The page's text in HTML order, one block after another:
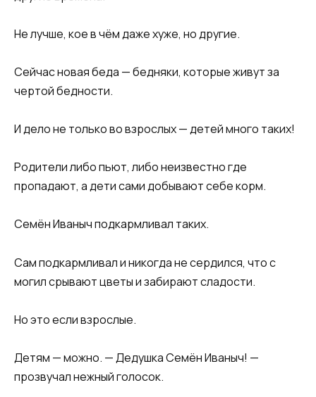
Не лучше, кое в чём даже хуже, но другие.
Сейчас новая беда — бедняки, которые живут за
чертой бедности.
И дело не только во взрослых — детей много таких!
Родители либо пьют, либо неизвестно где
пропадают, а дети сами добывают себе корм.
Семён Иваныч подкармливал таких.
Сам подкармливал и никогда не сердился, что с
могил срывают цветы и забирают сладости.
Но это если взрослые.
Детям — можно. — Дедушка Семён Иваныч! —
прозвучал нежный голосок.